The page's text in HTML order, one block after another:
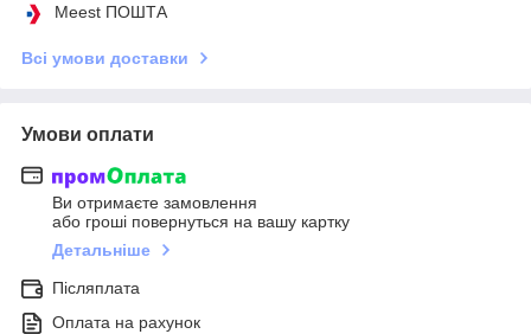
Meest ПОШТА
Всі умови доставки
Умови оплати
Ви отримаєте замовлення
або гроші повернуться на вашу картку
Детальніше
Післяплата
Оплата на рахунок